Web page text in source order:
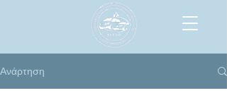
Ανάρτηση